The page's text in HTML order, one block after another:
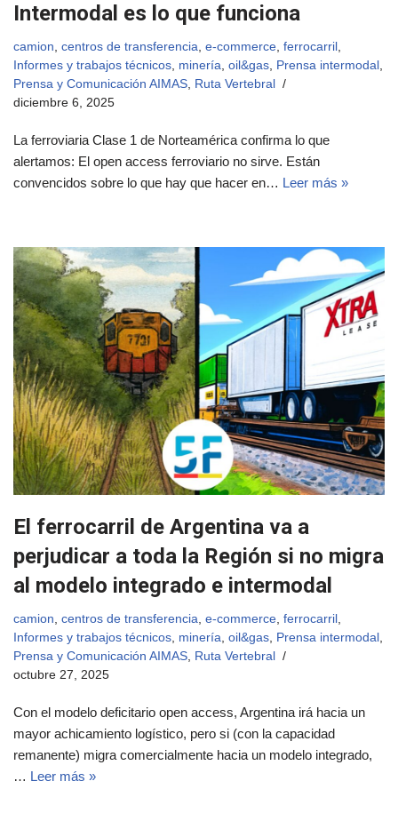
Intermodal es lo que funciona
camion, centros de transferencia, e-commerce, ferrocarril ,
Informes y trabajos técnicos, minería, oil&gas, Prensa intermodal ,
Prensa y Comunicación AIMAS, Ruta Vertebral
diciembre 6, 2025
La ferroviaria Clase 1 de Norteamérica confirma lo que
alertamos: El open access ferroviario no sirve. Están
convencidos sobre lo que hay que hacer en… Leer más »
El ferrocarril de Argentina va a
perjudicar a toda la Región si no migra
al modelo integrado e intermodal
camion, centros de transferencia, e-commerce, ferrocarril ,
Informes y trabajos técnicos, minería, oil&gas, Prensa intermodal ,
Prensa y Comunicación AIMAS, Ruta Vertebral
octubre 27, 2025
Con el modelo deficitario open access, Argentina irá hacia un
mayor achicamiento logístico, pero si (con la capacidad
remanente) migra comercialmente hacia un modelo integrado,
… Leer más »